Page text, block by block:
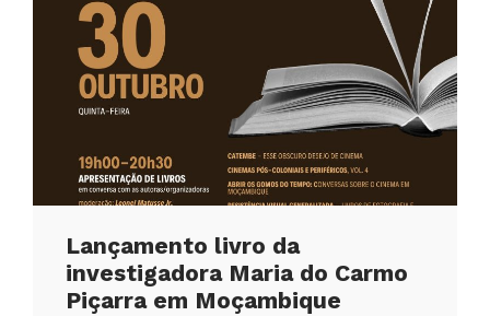
Lançamento livro da
investigadora Maria do Carmo
Piçarra em Moçambique